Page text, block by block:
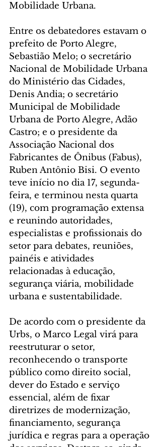
Mobilidade Urbana.
Entre os debatedores estavam o
prefeito de Porto Alegre,
Sebastião Melo; o secretário
Nacional de Mobilidade Urbana
do Ministério das Cidades,
Denis Andia; o secretário
Municipal de Mobilidade
Urbana de Porto Alegre, Adão
Castro; e o presidente da
Associação Nacional dos
Fabricantes de Ônibus (Fabus),
Ruben Antônio Bisi. O evento
teve início no dia 17, segunda-
feira, e terminou nesta quarta
(19), com programação extensa
e reunindo autoridades,
especialistas e profissionais do
setor para debates, reuniões,
painéis e atividades
relacionadas à educação,
segurança viária, mobilidade
urbana e sustentabilidade.
De acordo com o presidente da
Urbs, o Marco Legal virá para
reestruturar o setor,
reconhecendo o transporte
público como direito social,
dever do Estado e serviço
essencial, além de fixar
diretrizes de modernização,
financiamento, segurança
jurídica e regras para a operação